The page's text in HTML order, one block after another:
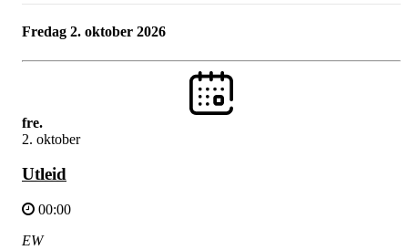
fredag 2. oktober 2026
fre.
2. oktober
Utleid
00:00
EW